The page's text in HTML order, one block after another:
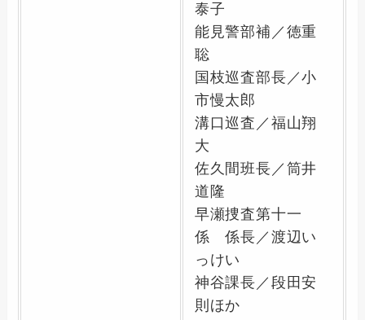
泰子
能見警部補／徳重
聡
国枝巡査部長／小
市慢太郎
溝口巡査／福山翔
大
佐久間班長／筒井
道隆
早瀬捜査第十一
係 係長／渡辺い
っけい
神谷課長／段田安
則ほか